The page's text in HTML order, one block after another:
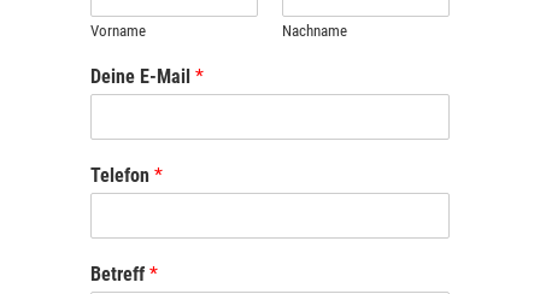
Vorname Nachname
Deine E-Mail *
Telefon *
Betreff *